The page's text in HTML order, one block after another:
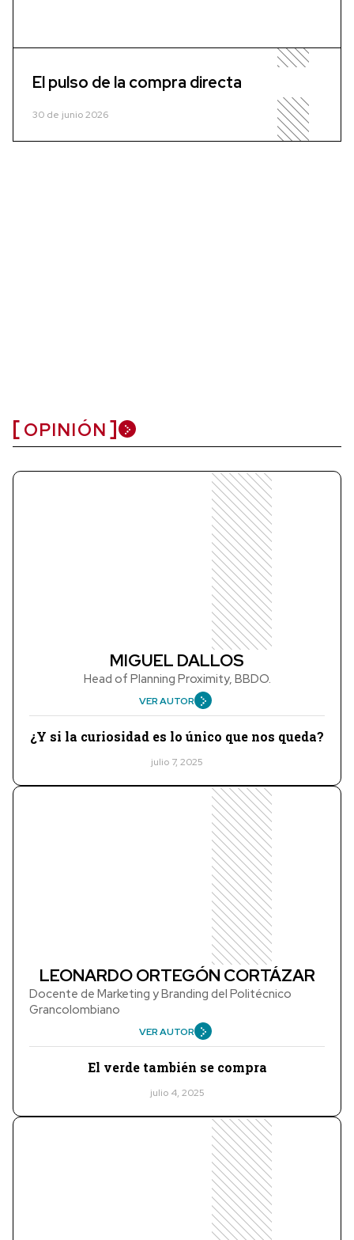
El pulso de la compra directa
30 de junio 2026
OPINIÓN
MIGUEL DALLOS
Head of Planning Proximity, BBDO.
VER AUTOR
¿Y si la curiosidad es lo único que nos queda?
julio 7, 2025
LEONARDO ORTEGÓN CORTÁZAR
Docente de Marketing y Branding del Politécnico
Grancolombiano
VER AUTOR
El verde también se compra
julio 4, 2025